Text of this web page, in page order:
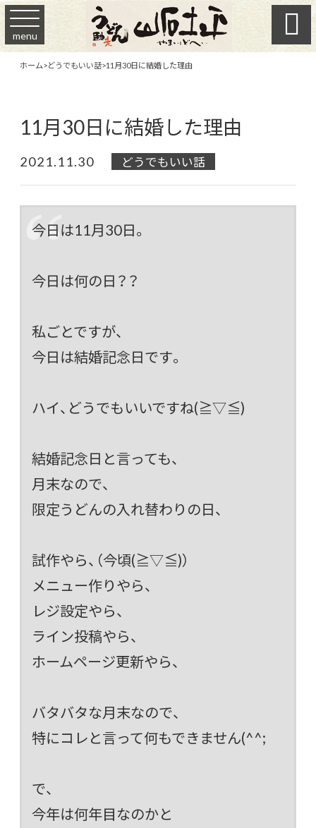
menu 
ホーム>どうでもいい話>11月30日に結婚した理由
11月30日に結婚した理由
2021.11.30 どうでもいい話
今日は11月30日。
今日は何の日？？
私ごとですが、
今日は結婚記念日です。
ハイ、どうでもいいですね(≧▽≦)
結婚記念日と言っても、
月末なので、
限定うどんの入れ替わりの日、
試作やら、（今頃(≧▽≦)）
メニュー作りやら、
レジ設定やら、
ライン投稿やら、
ホームページ更新やら、
バタバタな月末なので、
特にコレと言って何もできません(^^;
で、
今年は何年目なのかと